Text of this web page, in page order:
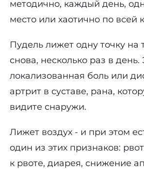
методично, каждый день,
место или хаотично по всей
Пудель лижет одну точку на
снова, несколько раз в день.
локализованная боль или
артрит в суставе, рана,
видите снаружи.
Лижет воздух - и при этом
один из этих признаков:
к рвоте, диарея, снижение